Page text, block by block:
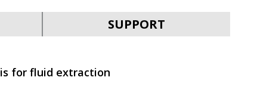
SUPPORT
for fluid extraction